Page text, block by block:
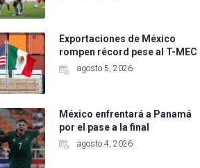
Exportaciones de México
rompen récord pese al T-MEC
agosto 5, 2026
México enfrentará a Panamá
por el pase a la final
agosto 4, 2026